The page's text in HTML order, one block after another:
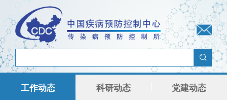
工作动态 科研动态 党建动态